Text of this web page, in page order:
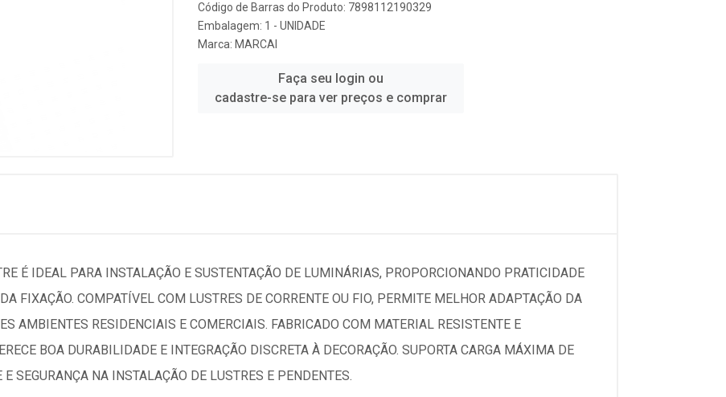
Código de Barras do Produto: 7898112190329
Embalagem: 1 - UNIDADE
Marca: MARCAI
Faça seu login ou
cadastre-se para ver preços e comprar
É IDEAL PARA INSTALAÇÃO E SUSTENTAÇÃO DE LUMINÁRIAS, PROPORCIONANDO PRATICIDADE
FIXAÇÃO. COMPATÍVEL COM LUSTRES DE CORRENTE OU FIO, PERMITE MELHOR ADAPTAÇÃO DA
AMBIENTES RESIDENCIAIS E COMERCIAIS. FABRICADO COM MATERIAL RESISTENTE E
BOA DURABILIDADE E INTEGRAÇÃO DISCRETA À DECORAÇÃO. SUPORTA CARGA MÁXIMA DE
SEGURANÇA NA INSTALAÇÃO DE LUSTRES E PENDENTES.